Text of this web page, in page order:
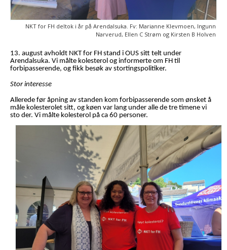
NKT for FH deltok i år på Arendalsuka. Fv: Marianne Klevmoen, Ingunn
Narverud, Ellen C Strøm og Kirsten B Holven
13. august avholdt NKT for FH stand i OUS sitt telt under
Arendalsuka. Vi målte kolesterol og informerte om FH til
forbipasserende, og fikk besøk av stortingspolitiker.
Stor interesse
Allerede før åpning av standen kom forbipasserende som ønsket å
måle kolesterolet sitt, og køen var lang under alle de tre timene vi
sto der. Vi målte kolesterol på ca 60 personer.